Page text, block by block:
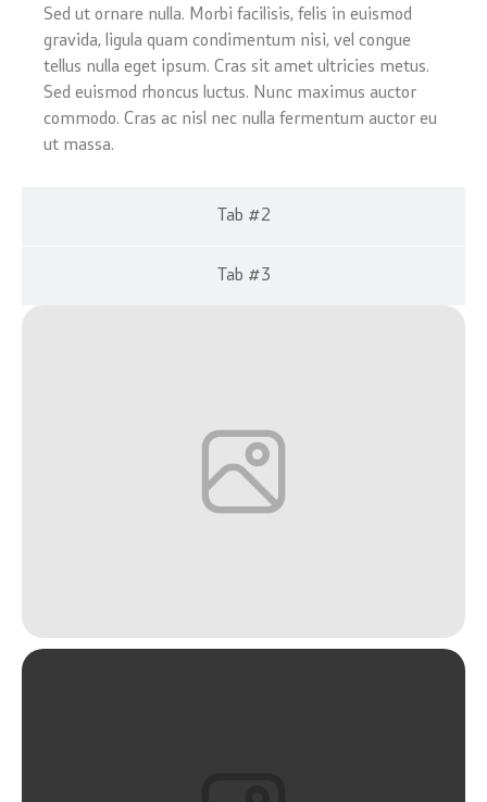
Tab #2
Tab #3
Sed ut ornare nulla. Morbi facilisis, felis in euismod
gravida, ligula quam condimentum nisi, vel congue
tellus nulla eget ipsum. Cras sit amet ultricies metus.
Sed euismod rhoncus luctus. Nunc maximus auctor
commodo. Cras ac nisl nec nulla fermentum auctor eu
ut massa.